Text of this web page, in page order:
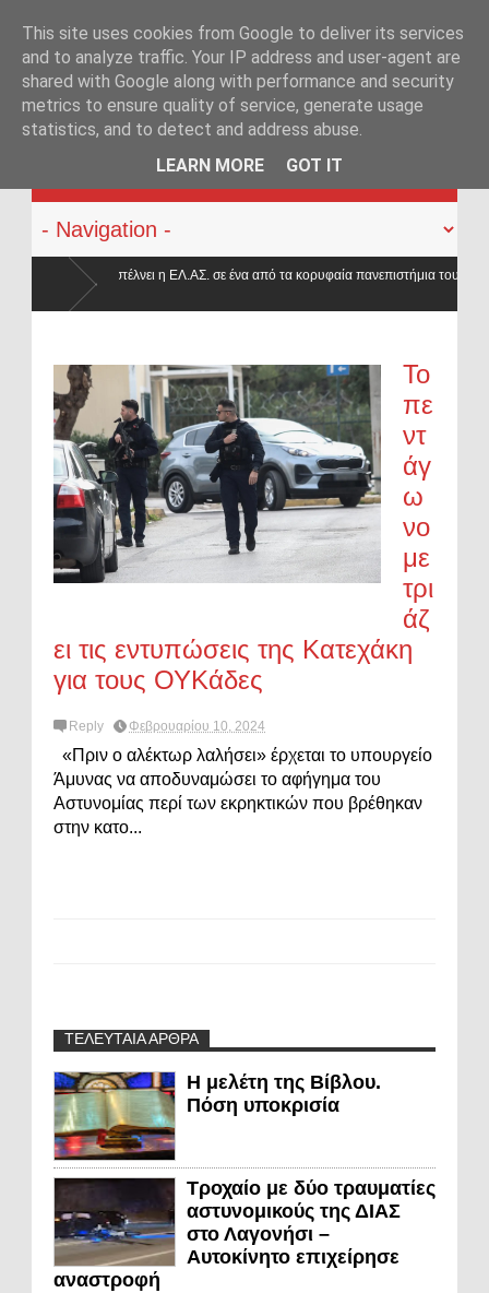
KATEHACKER
ΕΛ.ΑΣ. σε ένα από τα κορυφαία πανεπιστήμια του
Συνελήφθη στην
Το
πε
ντ
άγ
ω
νο
με
τρι
άζ
ει τις εντυπώσεις της Κατεχάκη
για τους ΟΥΚάδες
Reply Φεβρουαρίου 10, 2024
«Πριν ο αλέκτωρ λαλήσει» έρχεται το υπουργείο
Άμυνας να αποδυναμώσει το αφήγημα του
Αστυνομίας περί των εκρηκτικών που βρέθηκαν
στην κατο...
ΤΕΛΕΥΤΑΙΑ ΑΡΘΡΑ
Η μελέτη της Βίβλου.
Πόση υποκρισία
Τροχαίο με δύο τραυματίες
αστυνομικούς της ΔΙΑΣ
στο Λαγονήσι –
Αυτοκίνητο επιχείρησε
αναστροφή
This site uses cookies from Google to deliver its services
and to analyze traffic. Your IP address and user-agent are
shared with Google along with performance and security
metrics to ensure quality of service, generate usage
statistics, and to detect and address abuse.
LEARN MORE
GOT IT